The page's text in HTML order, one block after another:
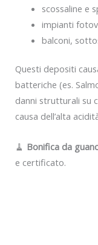
scossaline e
impianti
balconi,
Questi depositi
batteriche (es.
danni strutturali su
causa dell’alta
🧹 Bonifica da
e certificato.